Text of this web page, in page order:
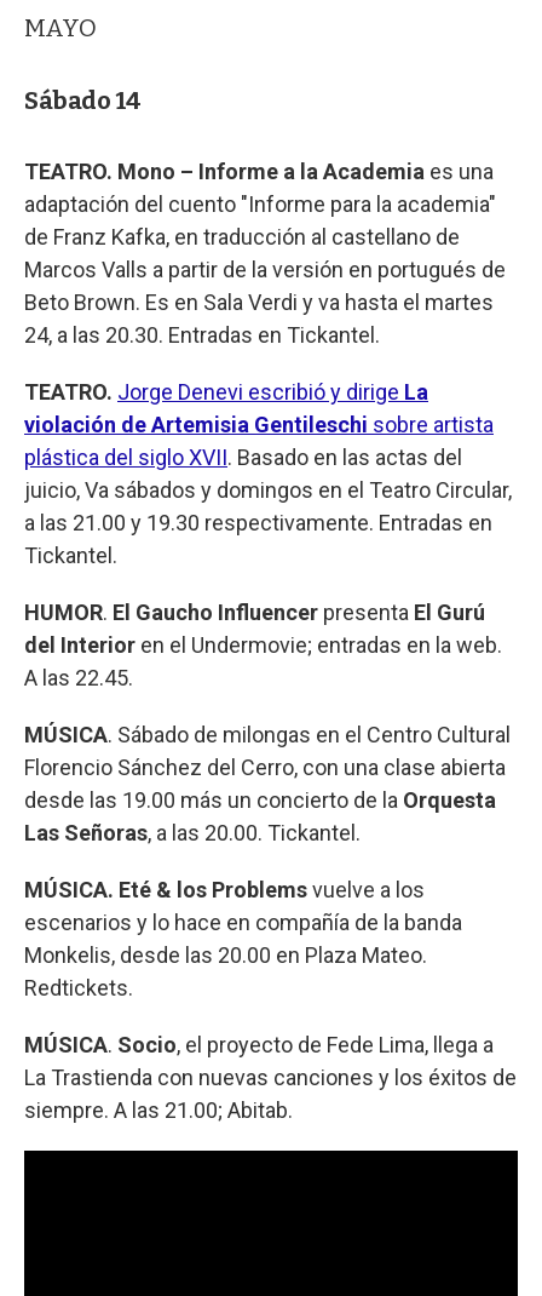
MAYO
Sábado 14
TEATRO. Mono – Informe a la Academia es una
adaptación del cuento "Informe para la academia"
de Franz Kafka, en traducción al castellano de
Marcos Valls a partir de la versión en portugués de
Beto Brown. Es en Sala Verdi y va hasta el martes
24, a las 20.30. Entradas en Tickantel.
TEATRO. Jorge Denevi escribió y dirige La
violación de Artemisia Gentileschi sobre artista
plástica del siglo XVII. Basado en las actas del
juicio, Va sábados y domingos en el Teatro Circular,
a las 21.00 y 19.30 respectivamente. Entradas en
Tickantel.
HUMOR. El Gaucho Influencer presenta El Gurú
del Interior en el Undermovie; entradas en la web.
A las 22.45.
MÚSICA. Sábado de milongas en el Centro Cultural
Florencio Sánchez del Cerro, con una clase abierta
desde las 19.00 más un concierto de la Orquesta
Las Señoras, a las 20.00. Tickantel.
MÚSICA. Eté & los Problemsvuelve a los
escenarios y lo hace en compañía de la banda
Monkelis, desde las 20.00 en Plaza Mateo.
Redtickets.
MÚSICA. Socio, el proyecto de Fede Lima, llega a
La Trastienda con nuevas canciones y los éxitos de
siempre. A las 21.00; Abitab.